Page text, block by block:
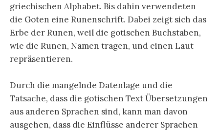
griechischen Alphabet. Bis dahin verwendeten
die Goten eine Runenschrift. Dabei zeigt sich das
Erbe der Runen, weil die gotischen Buchstaben,
wie die Runen, Namen tragen, und einen Laut
repräsentieren.
Durch die mangelnde Datenlage und die
Tatsache, dass die gotischen Text Übersetzungen
aus anderen Sprachen sind, kann man davon
ausgehen, dass die Einflüsse anderer Sprachen